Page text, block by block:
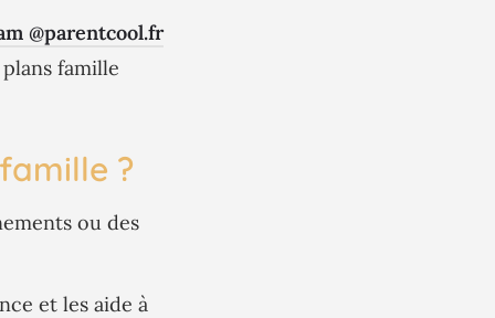
@parentcool.fr
famille
?
ou des
et les aide à